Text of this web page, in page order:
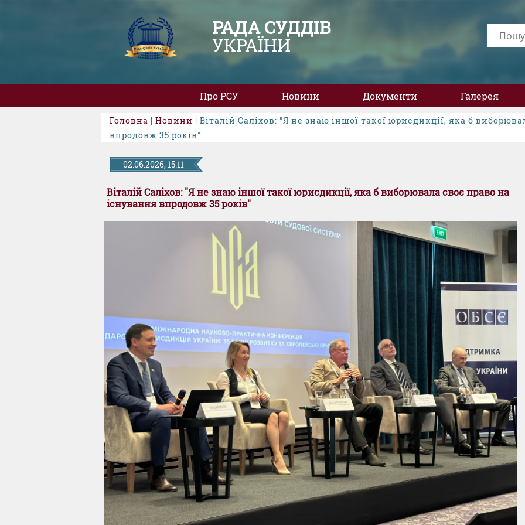
РАДА СУДДІВ
УКРАЇНИ
Про РСУ Новини Документи Галерея
Головна | Новини | Віталій Саліхов: "Я не знаю іншої такої юрисдикції, яка б
впродовж 35 років"
02.06.2026, 15:11
Віталій Саліхов: "Я не знаю іншої такої юрисдикції, яка б виборювала своє право на
існування впродовж 35 років"